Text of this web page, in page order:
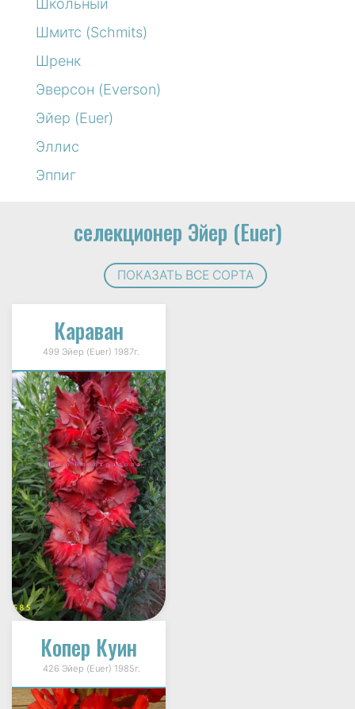
Шмитс (Schmits)
Шренк
Эверсон (Everson)
Эйер (Euer)
Эллис
Эппиг
селекционер Эйер (Euer)
ПОКАЗАТЬ ВСЕ СОРТА
Караван
499 Эйер (Euer) 1987г.
Копер Куин
426 Эйер (Euer) 1985г.